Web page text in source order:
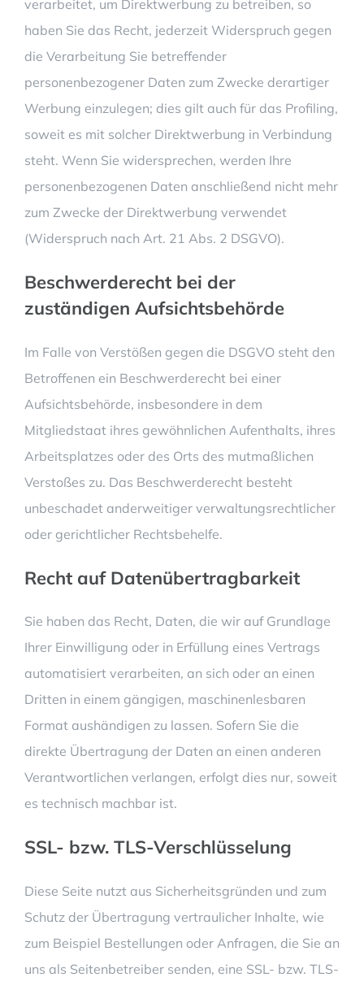
verarbeitet, um Direktwerbung zu betreiben, so
haben Sie das Recht, jederzeit Widerspruch gegen
die Verarbeitung Sie betreffender
personenbezogener Daten zum Zwecke derartiger
Werbung einzulegen; dies gilt auch für das Profiling,
soweit es mit solcher Direktwerbung in Verbindung
steht. Wenn Sie widersprechen, werden Ihre
personenbezogenen Daten anschließend nicht mehr
zum Zwecke der Direktwerbung verwendet
(Widerspruch nach Art. 21 Abs. 2 DSGVO).
Beschwerde­recht bei der
zuständigen Aufsichts­behörde
Im Falle von Verstößen gegen die DSGVO steht den
Betroffenen ein Beschwerderecht bei einer
Aufsichtsbehörde, insbesondere in dem
Mitgliedstaat ihres gewöhnlichen Aufenthalts, ihres
Arbeitsplatzes oder des Orts des mutmaßlichen
Verstoßes zu. Das Beschwerderecht besteht
unbeschadet anderweitiger verwaltungsrechtlicher
oder gerichtlicher Rechtsbehelfe.
Recht auf Daten­übertrag­barkeit
Sie haben das Recht, Daten, die wir auf Grundlage
Ihrer Einwilligung oder in Erfüllung eines Vertrags
automatisiert verarbeiten, an sich oder an einen
Dritten in einem gängigen, maschinenlesbaren
Format aushändigen zu lassen. Sofern Sie die
direkte Übertragung der Daten an einen anderen
Verantwortlichen verlangen, erfolgt dies nur, soweit
es technisch machbar ist.
SSL- bzw. TLS-Verschlüsselung
Diese Seite nutzt aus Sicherheitsgründen und zum
Schutz der Übertragung vertraulicher Inhalte, wie
zum Beispiel Bestellungen oder Anfragen, die Sie an
uns als Seitenbetreiber senden, eine SSL- bzw. TLS-